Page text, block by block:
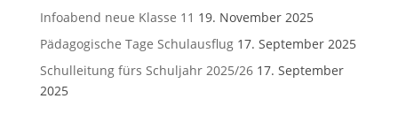
Infoabend neue Klasse 11 19. November 2025
Pädagogische Tage Schulausflug 17. September 2025
Schulleitung fürs Schuljahr 2025/26 17. September
2025